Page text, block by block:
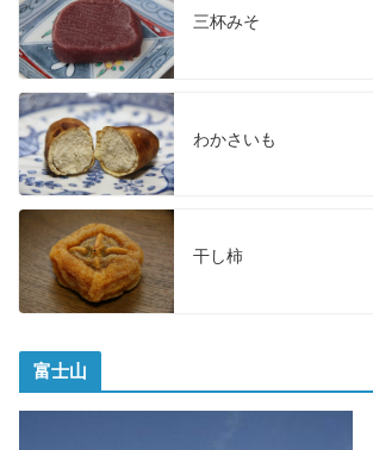
三杯みそ
わかさいも
干し柿
富士山